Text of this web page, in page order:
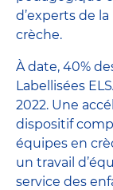
d’experts de
crèche.
À date, 40%
Labellisées
2022. Une
dispositif
équipes en
un travail
service des